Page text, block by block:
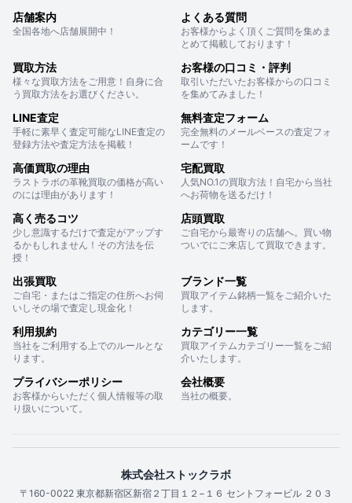
店舗案内
全国各地へ店舗展開中！
よくある質問
お客様からよく頂くご質問を集めま
とめて掲載しております！
買取方法
様々な買取方法をご用意！自身に合
う買取方法をお選びください。
お客様の口コミ・評判
取引いただいたお客様からの口コミ
を集めてみました！
LINE査定
手軽に素早く査定可能なLINE査定の
登録方法や査定方法を掲載！
無料査定フォーム
完全無料のメールベースの査定フォ
ームです！
高価買取の理由
ラストラボの革靴買取の価格が高い
のには理由があります！
宅配買取
人気NO.1の買取方法！自宅から当社
へお荷物を送るだけ！
高く売るコツ
少し意識するだけで査定がアップす
るかもしれません！その方法を伝
授！
店頭買取
ご自宅から最寄りの店舗へ。買い物
ついでにご来店して買取できます。
出張買取
ご自宅・またはご指定の住所へお伺
いしその場で査定し現金化！
ブランド一覧
買取アイテム銘柄一覧をご紹介いた
します。
利用規約
当社をご利用する上でのルールとな
ります。
カテゴリー一覧
買取アイテムカテゴリー一覧をご紹
介いたします。
プライバシーポリシー
お客様からいただく個人情報等の取
り扱いについて。
会社概要
当社の概要。
株式会社ストックラボ
〒160-0022 東京都新宿区新宿２丁目１２−１６ セントフォービル ２０３